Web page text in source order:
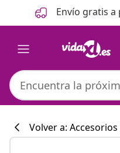
Anterior
Siguiente Envío gratis a
Volver a: